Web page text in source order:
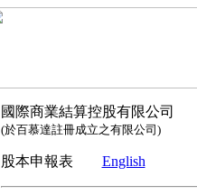
國際商業結算控股有限公司
(於百慕達註冊成立之有限公司)
股本申報表 English